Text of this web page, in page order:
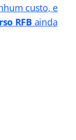
custo, e
RFBainda